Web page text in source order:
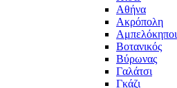
Αθήνα
Ακρόπολη
Αμπελόκηποι
Βοτανικός
Βύρωνας
Γαλάτσι
Γκάζι